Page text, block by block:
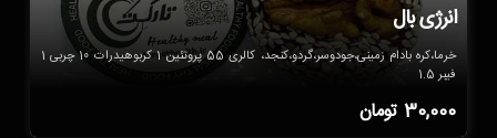
انرژی بال
خرما،کره بادام زمینی،جودوسر،گردو،کنجد، کالری 55 پروتئین 1 کربوهیدرات 10 چربی 1
فیبر 1.5
30,000 تومان